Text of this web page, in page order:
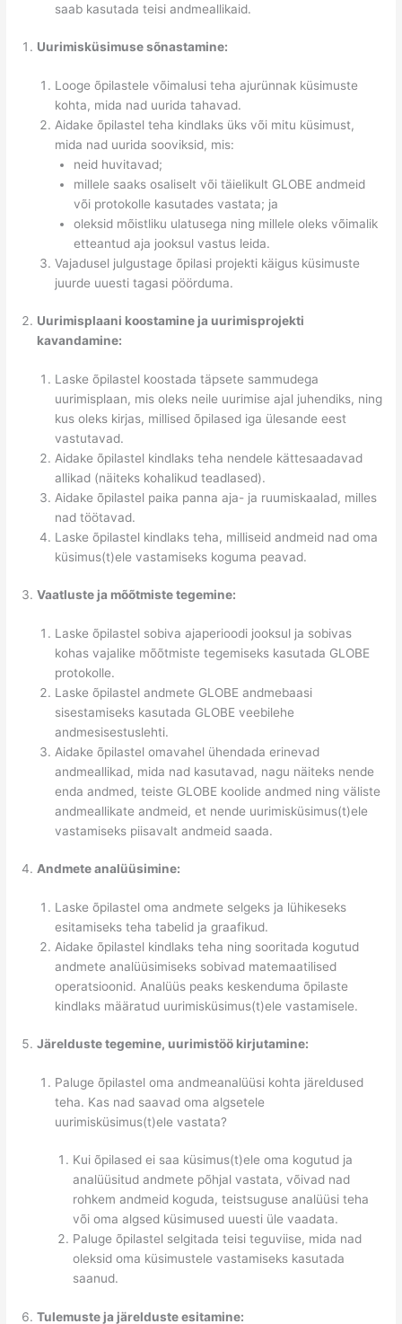
saab kasutada teisi andmeallikaid.
Uurimisküsimuse sõnastamine:
Looge õpilastele võimalusi teha ajurünnak küsimuste
kohta, mida nad uurida tahavad.
Aidake õpilastel teha kindlaks üks või mitu küsimust,
mida nad uurida sooviksid, mis:
neid huvitavad;
millele saaks osaliselt või täielikult GLOBE andmeid
või protokolle kasutades vastata; ja
oleksid mõistliku ulatusega ning millele oleks võimalik
etteantud aja jooksul vastus leida.
Vajadusel julgustage õpilasi projekti käigus küsimuste
juurde uuesti tagasi pöörduma.
Uurimisplaani koostamine ja uurimisprojekti
kavandamine:
Laske õpilastel koostada täpsete sammudega
uurimisplaan, mis oleks neile uurimise ajal juhendiks, ning
kus oleks kirjas, millised õpilased iga ülesande eest
vastutavad.
Aidake õpilastel kindlaks teha nendele kättesaadavad
allikad (näiteks kohalikud teadlased).
Aidake õpilastel paika panna aja- ja ruumiskaalad, milles
nad töötavad.
Laske õpilastel kindlaks teha, milliseid andmeid nad oma
küsimus(t)ele vastamiseks koguma peavad.
Vaatluste ja mõõtmiste tegemine:
Laske õpilastel sobiva ajaperioodi jooksul ja sobivas
kohas vajalike mõõtmiste tegemiseks kasutada GLOBE
protokolle.
Laske õpilastel andmete GLOBE andmebaasi
sisestamiseks kasutada GLOBE veebilehe
andmesisestuslehti.
Aidake õpilastel omavahel ühendada erinevad
andmeallikad, mida nad kasutavad, nagu näiteks nende
enda andmed, teiste GLOBE koolide andmed ning väliste
andmeallikate andmeid, et nende uurimisküsimus(t)ele
vastamiseks piisavalt andmeid saada.
Andmete analüüsimine:
Laske õpilastel oma andmete selgeks ja lühikeseks
esitamiseks teha tabelid ja graafikud.
Aidake õpilastel kindlaks teha ning sooritada kogutud
andmete analüüsimiseks sobivad matemaatilised
operatsioonid. Analüüs peaks keskenduma õpilaste
kindlaks määratud uurimisküsimus(t)ele vastamisele.
Järelduste tegemine, uurimistöö kirjutamine:
Paluge õpilastel oma andmeanalüüsi kohta järeldused
teha. Kas nad saavad oma algsetele
uurimisküsimus(t)ele vastata?
Kui õpilased ei saa küsimus(t)ele oma kogutud ja
analüüsitud andmete põhjal vastata, võivad nad
rohkem andmeid koguda, teistsuguse analüüsi teha
või oma algsed küsimused uuesti üle vaadata.
Paluge õpilastel selgitada teisi teguviise, mida nad
oleksid oma küsimustele vastamiseks kasutada
saanud.
Tulemuste ja järelduste esitamine: